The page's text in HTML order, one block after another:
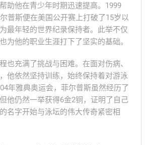
助他在青少年时期迅速提高。1999
普斯便在美国公开赛上打破了15岁以
最年轻的世界纪录保持者。此举不仅
为他的职业生涯打下了坚实的基础。
也充满了挑战与困难。在面对伤病、
他依然坚持训练，始终保持着对游泳
年雅典奥运会，菲尔普斯虽然经历了
他仍然一举获得6金2铜，证明了自己
名字开始与泳坛的伟大传奇紧密相